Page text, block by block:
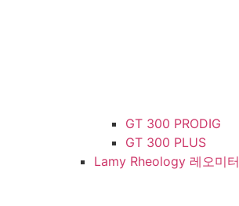
GT 300 PRODIG
GT 300 PLUS
Lamy Rheology 레오미터